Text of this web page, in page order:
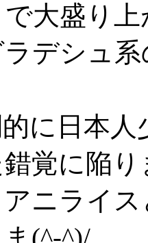
大盛り
デシュ
に日本
覚に陥
ニライ